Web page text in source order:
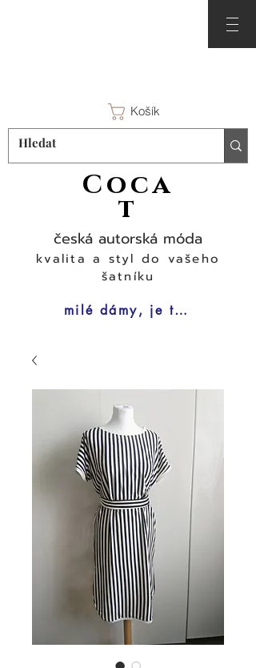
Košík
Coca
t
česká autorská móda
kvalita a styl do vašeho
šatníku
milé dámy, je tu čas na šaty